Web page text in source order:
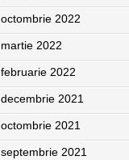
octombrie 2022
martie 2022
februarie 2022
decembrie 2021
octombrie 2021
septembrie 2021